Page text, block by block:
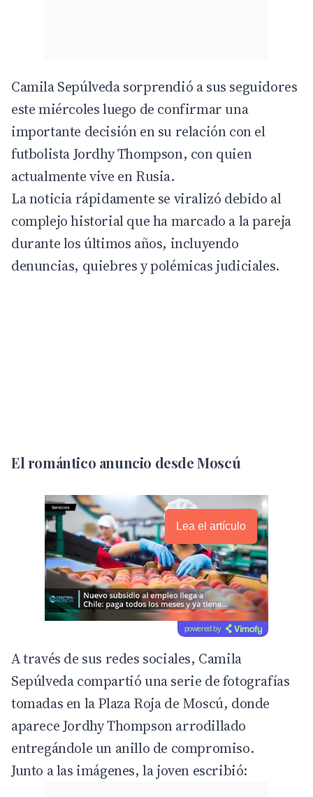
Camila Sepúlveda sorprendió a sus seguidores
este miércoles luego de confirmar una
importante decisión en su relación con el
futbolista Jordhy Thompson, con quien
actualmente vive en Rusia.
La noticia rápidamente se viralizó debido al
complejo historial que ha marcado a la pareja
durante los últimos años, incluyendo
denuncias, quiebres y polémicas judiciales.
El romántico anuncio desde Moscú
Lea el artículo
powered by
A través de sus redes sociales, Camila
Sepúlveda compartió una serie de fotografías
tomadas en la Plaza Roja de Moscú, donde
aparece Jordhy Thompson arrodillado
entregándole un anillo de compromiso.
Junto a las imágenes, la joven escribió: